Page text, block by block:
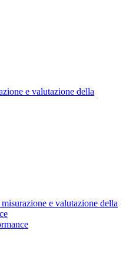
e valutazione della
e valutazione della